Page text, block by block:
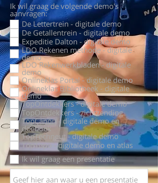
Ik wil graag de volgende demo's
aanvragen:
De Lettertrein - digitale demo
De Getallentrein - digitale demo
Expeditie Dalton - digitale demo
LDO Rekenen methode - digitale
demo
LDO Rekenwerkbladen - digitale
demo
Onlineklas Portal - digitale demo
Onlineklas Bibliotheek - digitale
demo
TopOntdekkers - digitale demo
TopOntdekkers - zichtzending
TopCanon - digitale demo en
doeboek
TopTechneut - digitale demo
TopTopo - digitale demo en atlas
Ik wil graag een presentatie